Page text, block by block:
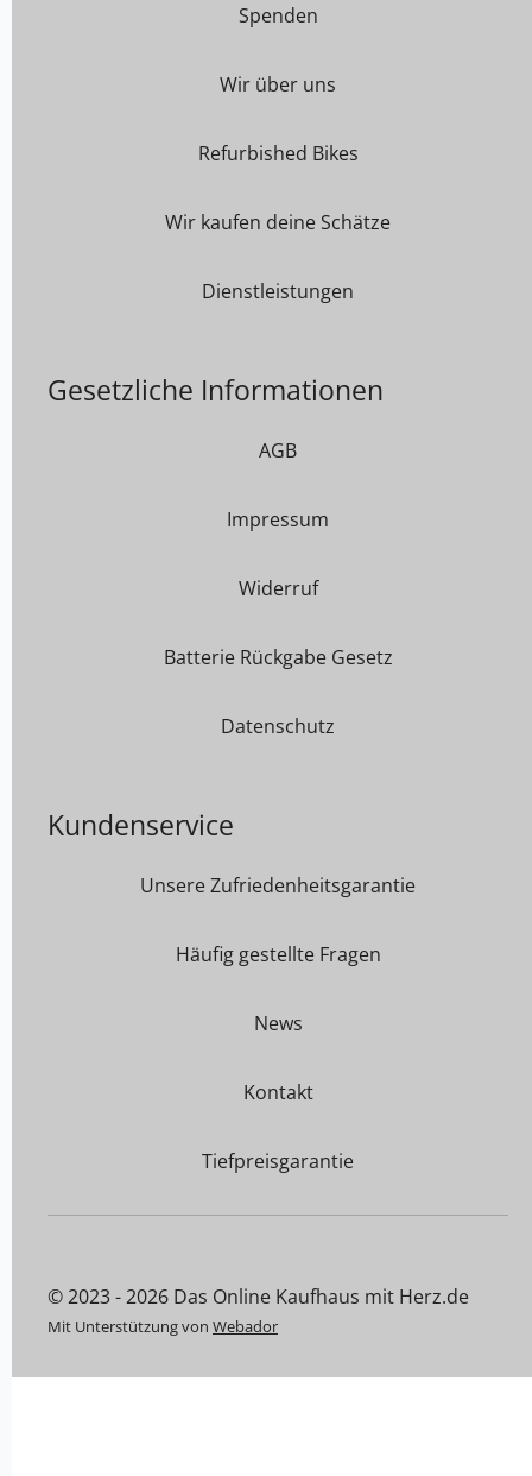
Spenden
Wir über uns
Refurbished Bikes
Wir kaufen deine Schätze
Dienstleistungen
Gesetzliche Informationen
AGB
Impressum
Widerruf
Batterie Rückgabe Gesetz
Datenschutz
Kundenservice
Unsere Zufriedenheitsgarantie
Häufig gestellte Fragen
News
Kontakt
Tiefpreisgarantie
© 2023 - 2026 Das Online Kaufhaus mit Herz.de
Mit Unterstützung von Webador